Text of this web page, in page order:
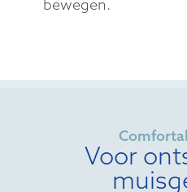
bewegen.
Voor